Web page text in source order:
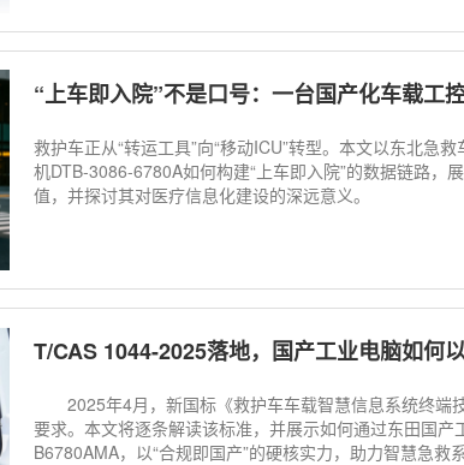
“上车即入院”不是口号：一台国产化车载工
救护车正从“转运工具”向“移动ICU”转型。本文以东北急
机DTB-3086-6780A如何构建“上车即入院”的数据链路，
值，并探讨其对医疗信息化建设的深远意义。
T/CAS 1044-2025落地，国产工业电脑如何
2025年4月，新国标《救护车车载智慧信息系统终端
要求。本文将逐条解读该标准，并展示如何通过东田国产
B6780AMA，以“合规即国产”的硬核实力，助力智慧急救